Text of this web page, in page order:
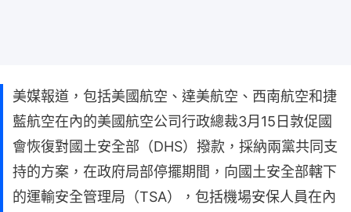
美媒報道，包括美國航空、達美航空、西南航空和捷
藍航空在內的美國航空公司行政總裁3月15日敦促國
會恢復對國土安全部（DHS）撥款，採納兩黨共同支
持的方案，在政府局部停擺期間，向國土安全部轄下
的運輸安全管理局（TSA），包括機場安保人員在內